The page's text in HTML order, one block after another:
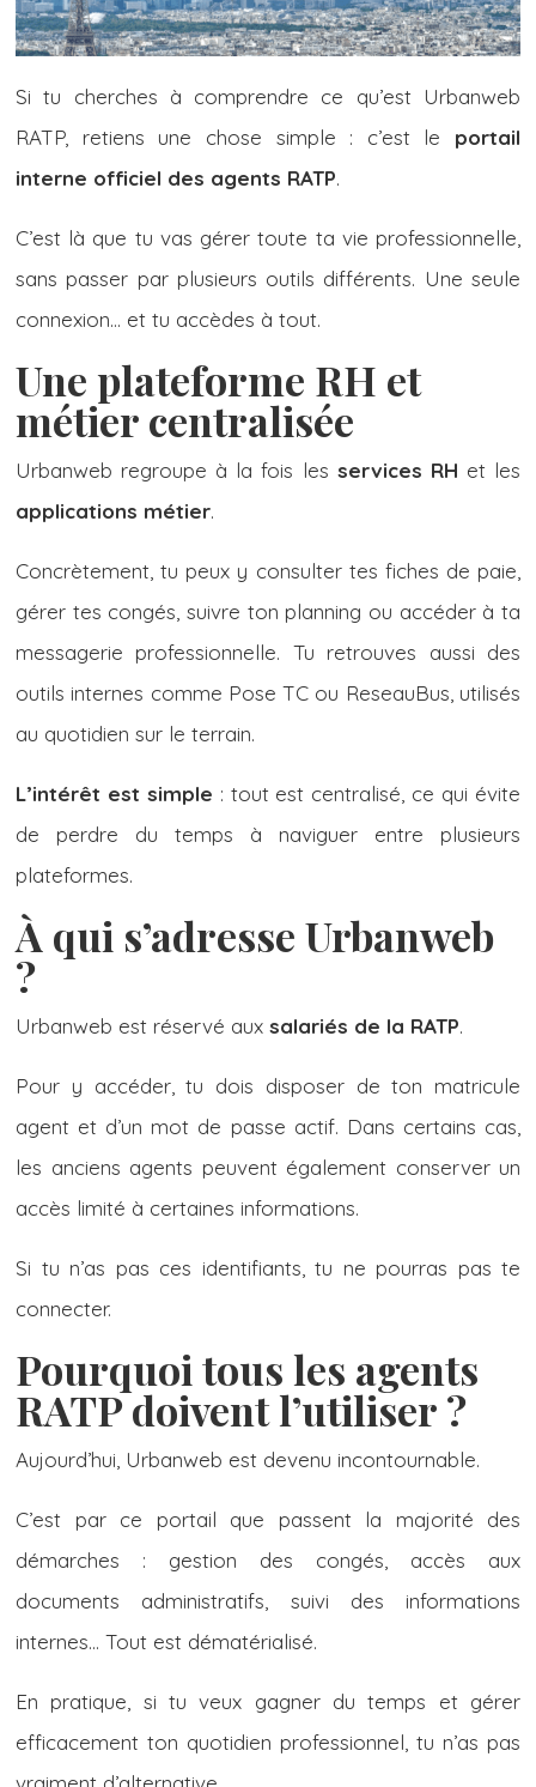
Si tu cherches à comprendre ce qu’est Urbanweb
RATP, retiens une chose simple : c’est le portail
interne officiel des agents RATP.
C’est là que tu vas gérer toute ta vie professionnelle,
sans passer par plusieurs outils différents. Une seule
connexion… et tu accèdes à tout.
Une plateforme RH et
métier centralisée
Urbanweb regroupe à la fois les services RH et les
applications métier.
Concrètement, tu peux y consulter tes fiches de paie,
gérer tes congés, suivre ton planning ou accéder à ta
messagerie professionnelle. Tu retrouves aussi des
outils internes comme Pose TC ou ReseauBus, utilisés
au quotidien sur le terrain.
L’intérêt est simple : tout est centralisé, ce qui évite
de perdre du temps à naviguer entre plusieurs
plateformes.
À qui s’adresse Urbanweb
?
Urbanweb est réservé aux salariés de la RATP.
Pour y accéder, tu dois disposer de ton matricule
agent et d’un mot de passe actif. Dans certains cas,
les anciens agents peuvent également conserver un
accès limité à certaines informations.
Si tu n’as pas ces identifiants, tu ne pourras pas te
connecter.
Pourquoi tous les agents
RATP doivent l’utiliser ?
Aujourd’hui, Urbanweb est devenu incontournable.
C’est par ce portail que passent la majorité des
démarches : gestion des congés, accès aux
documents administratifs, suivi des informations
internes… Tout est dématérialisé.
En pratique, si tu veux gagner du temps et gérer
efficacement ton quotidien professionnel, tu n’as pas